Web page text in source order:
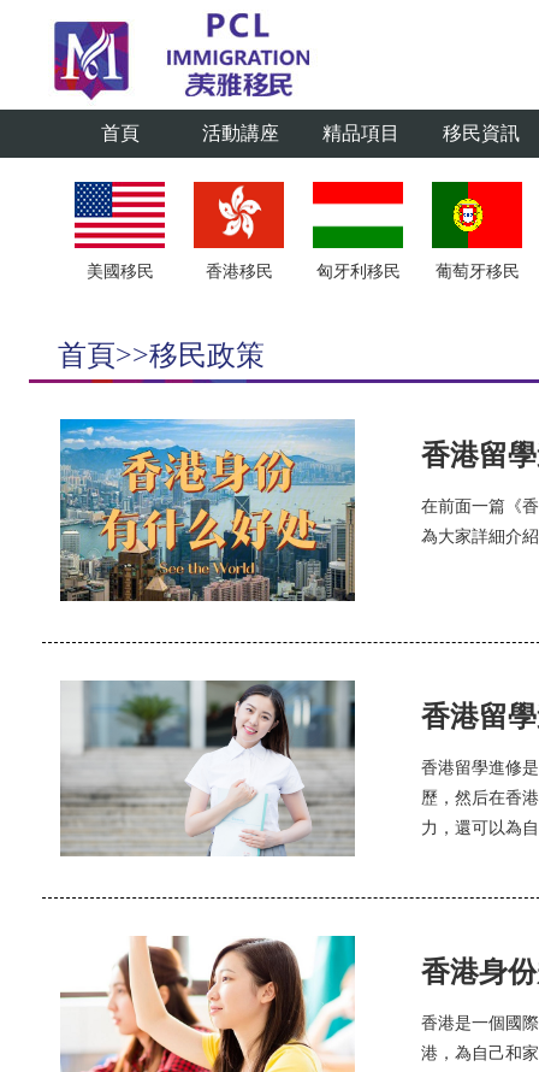
首頁 活動講座 精品項目 移民資訊
美國移民 香港移民 匈牙利移民 葡萄牙移民
首頁>>移民政策
香港留
在前面一篇《
為大家詳細介
香港留
香港留學進修
歷，然后在香
力，還可以為
香港身
香港是一個國
港，為自己和